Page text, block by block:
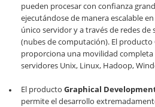
pueden procesar con confianza
ejecutándose de manera escalable
único servidor y a través de redes
(nubes de computación). El producto
proporciona una movilidad completa
servidores Unix, Linux, Hadoop,
El producto Graphical
permite el desarrollo